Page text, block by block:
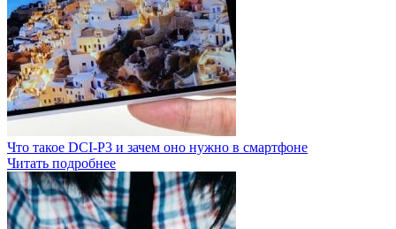
Что такое DCI-P3 и зачем оно нужно в смартфоне
Читать подробнее